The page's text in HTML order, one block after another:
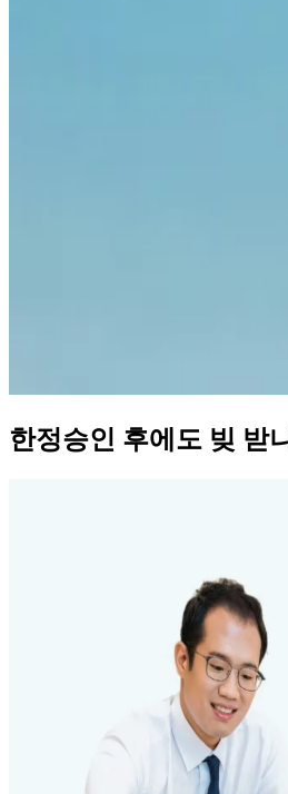
한정승인 후에도 빚 받